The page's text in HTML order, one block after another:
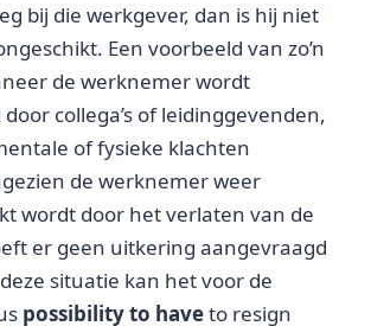
bij die werkgever, dan is hij niet
Een voorbeeld van zo’n
de werknemer wordt
collega’s of leidinggevenden,
of fysieke klachten
de werknemer weer
wordt door het verlaten van de
er geen uitkering aangevraagd
situatie kan het voor de
possibility to haveto resign